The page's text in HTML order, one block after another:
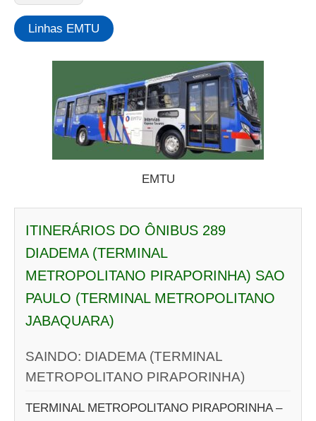
Linhas EMTU
EMTU
ITINERÁRIOS DO ÔNIBUS 289
DIADEMA (TERMINAL
METROPOLITANO PIRAPORINHA) SAO
PAULO (TERMINAL METROPOLITANO
JABAQUARA)
SAINDO: DIADEMA (TERMINAL
METROPOLITANO PIRAPORINHA)
TERMINAL METROPOLITANO PIRAPORINHA –